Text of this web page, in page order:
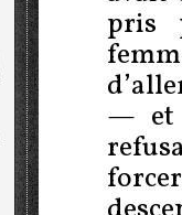
pris
— et